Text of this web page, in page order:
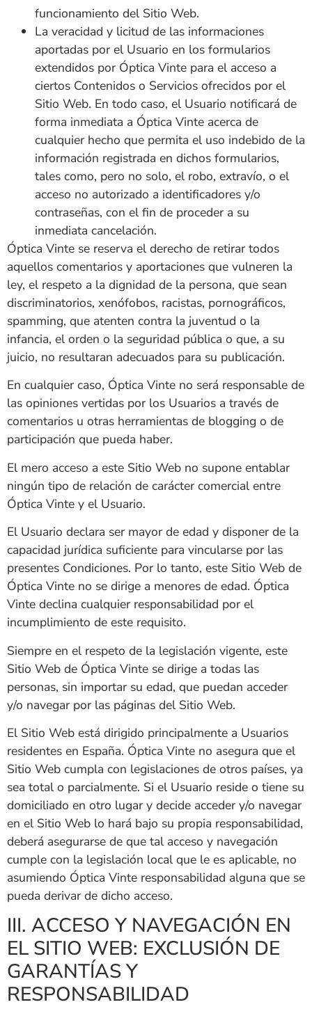
funcionamiento del Sitio Web.
La veracidad y licitud de las informaciones
aportadas por el Usuario en los formularios
extendidos por Óptica Vinte para el acceso a
ciertos Contenidos o Servicios ofrecidos por el
Sitio Web. En todo caso, el Usuario notificará de
forma inmediata a Óptica Vinte acerca de
cualquier hecho que permita el uso indebido de la
información registrada en dichos formularios,
tales como, pero no solo, el robo, extravío, o el
acceso no autorizado a identificadores y/o
contraseñas, con el fin de proceder a su
inmediata cancelación.
Óptica Vinte se reserva el derecho de retirar todos
aquellos comentarios y aportaciones que vulneren la
ley, el respeto a la dignidad de la persona, que sean
discriminatorios, xenófobos, racistas, pornográficos,
spamming, que atenten contra la juventud o la
infancia, el orden o la seguridad pública o que, a su
juicio, no resultaran adecuados para su publicación.
En cualquier caso, Óptica Vinte no será responsable de
las opiniones vertidas por los Usuarios a través de
comentarios u otras herramientas de blogging o de
participación que pueda haber.
El mero acceso a este Sitio Web no supone entablar
ningún tipo de relación de carácter comercial entre
Óptica Vinte y el Usuario.
El Usuario declara ser mayor de edad y disponer de la
capacidad jurídica suficiente para vincularse por las
presentes Condiciones. Por lo tanto, este Sitio Web de
Óptica Vinte no se dirige a menores de edad. Óptica
Vinte declina cualquier responsabilidad por el
incumplimiento de este requisito.
Siempre en el respeto de la legislación vigente, este
Sitio Web de Óptica Vinte se dirige a todas las
personas, sin importar su edad, que puedan acceder
y/o navegar por las páginas del Sitio Web.
El Sitio Web está dirigido principalmente a Usuarios
residentes en España. Óptica Vinte no asegura que el
Sitio Web cumpla con legislaciones de otros países, ya
sea total o parcialmente. Si el Usuario reside o tiene su
domiciliado en otro lugar y decide acceder y/o navegar
en el Sitio Web lo hará bajo su propia responsabilidad,
deberá asegurarse de que tal acceso y navegación
cumple con la legislación local que le es aplicable, no
asumiendo Óptica Vinte responsabilidad alguna que se
pueda derivar de dicho acceso.
III. ACCESO Y NAVEGACIÓN EN
EL SITIO WEB: EXCLUSIÓN DE
GARANTÍAS Y
RESPONSABILIDAD